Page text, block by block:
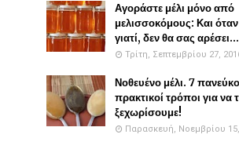
Αγοράστε μέλι μόνο από
μελισσοκόμους: Και όταν
γιατί, δεν θα σας
Τρίτη, Σεπτεμβρίου 27,
Νοθευένο μέλι. 7
πρακτικοί τρόποι για να
ξεχωρίσουμε!
Παρασκευή, Νοεμβρίου